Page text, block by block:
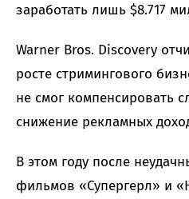
заработать лишь $8.717
Warner Bros. Discovery
росте стримингового
не смог компенсировать
снижение рекламных
В этом году после
фильмов «Супергерл» и